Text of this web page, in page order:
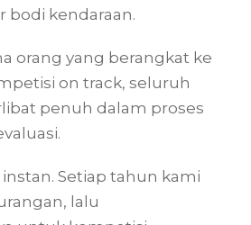
bodi kendaraan.
orang yang berangkat ke
on track, seluruh
penuh dalam proses
Setiap tahun kami
lalu